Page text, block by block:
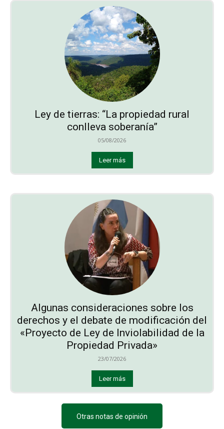
Ley de tierras: “La propiedad rural
conlleva soberanía”
05/08/2026
Leer más
Algunas consideraciones sobre los
derechos y el debate de modificación del
«Proyecto de Ley de Inviolabilidad de la
Propiedad Privada»
23/07/2026
Leer más
Otras notas de opinión